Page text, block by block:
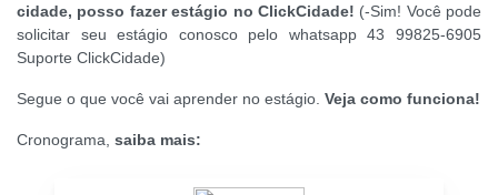
cidade, posso fazer estágio no ClickCidade! (-Sim! Você pode
solicitar seu estágio conosco pelo whatsapp 43 99825-6905
Suporte ClickCidade)
Segue o que você vai aprender no estágio. Veja como funciona!
Cronograma, saiba mais: